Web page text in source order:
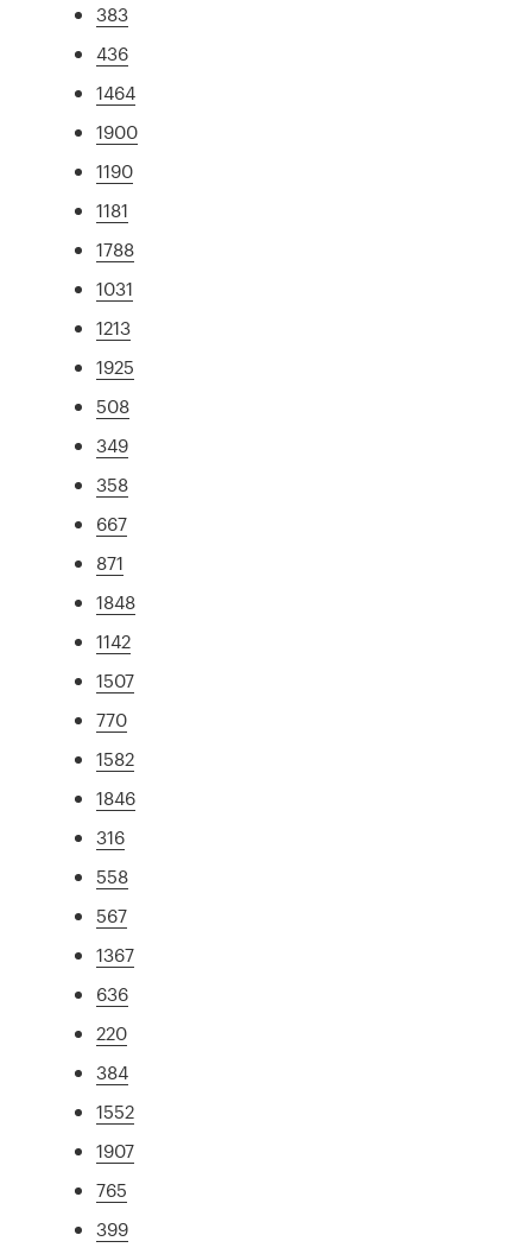
383
436
1464
1900
1190
1181
1788
1031
1213
1925
508
349
358
667
871
1848
1142
1507
770
1582
1846
316
558
567
1367
636
220
384
1552
1907
765
399